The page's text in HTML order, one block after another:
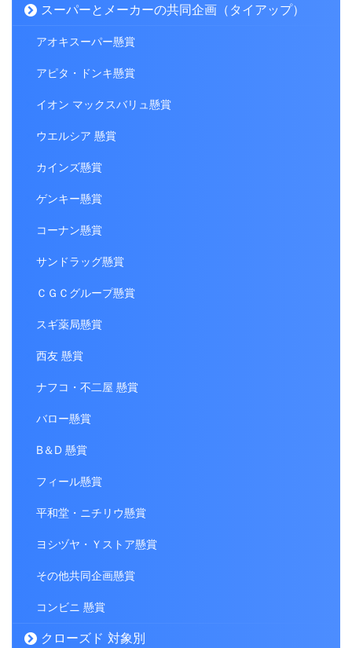
スーパーとメーカーの共同企画（タイアップ）
アオキスーパー懸賞
アピタ・ドンキ懸賞
イオン マックスバリュ懸賞
ウエルシア 懸賞
カインズ懸賞
ゲンキー懸賞
コーナン懸賞
サンドラッグ懸賞
ＣＧＣグループ懸賞
スギ薬局懸賞
西友 懸賞
ナフコ・不二屋 懸賞
バロー懸賞
B＆D 懸賞
フィール懸賞
平和堂・ニチリウ懸賞
ヨシヅヤ・Ｙストア懸賞
その他共同企画懸賞
コンビニ 懸賞
クローズド 対象別